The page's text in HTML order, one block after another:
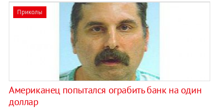
Приколы
Американец попытался ограбить банк на один
доллар